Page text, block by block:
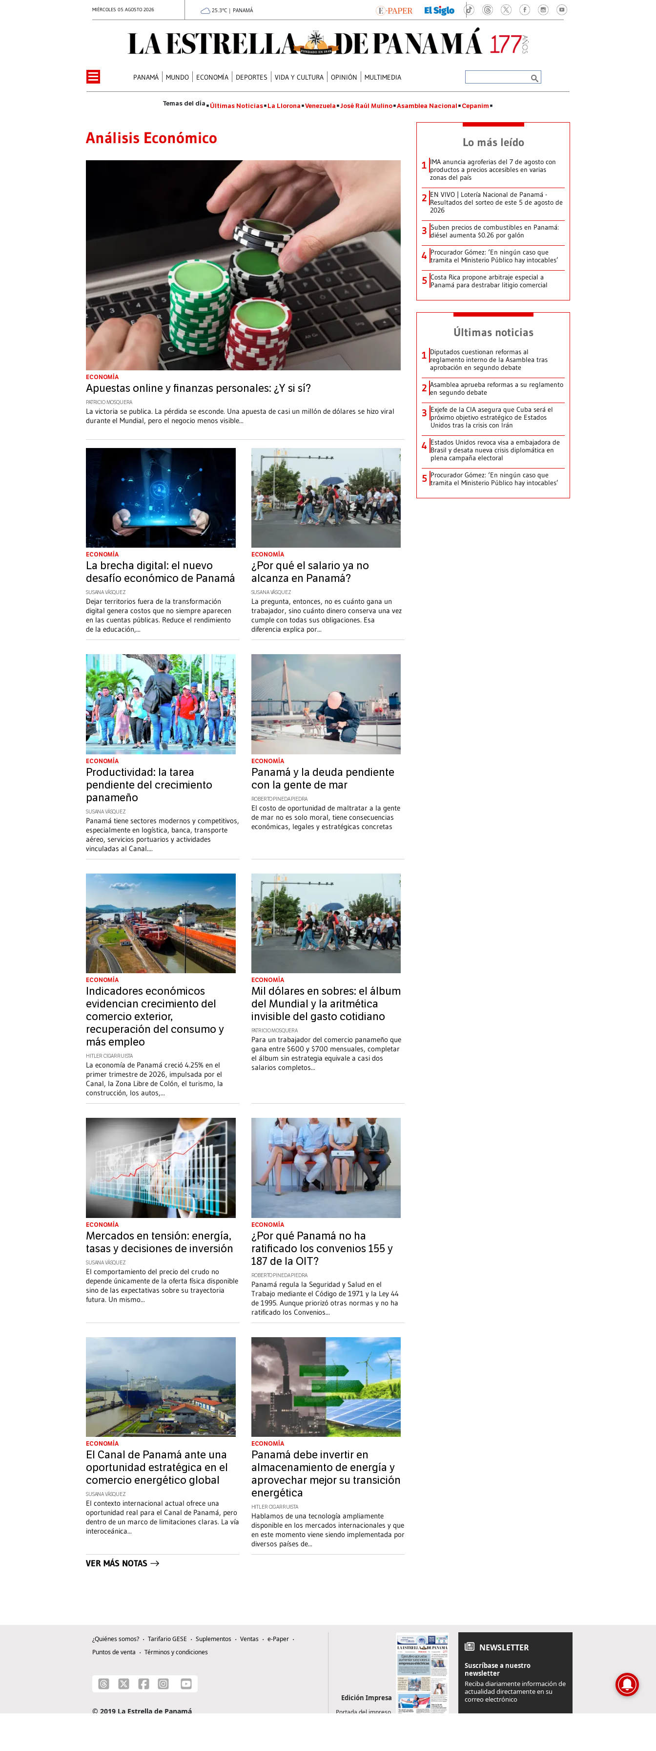
MIÉRCOLES 05 AGOSTO 2026 25.3°C | PANAMÁ
PANAMÁ MUNDO ECONOMÍA DEPORTES VIDA Y CULTURA OPINIÓN MULTIMEDIA
Últimas Noticias La Llorona Venezuela José Raúl Mulino Asamblea Nacional Cepanim
Análisis Económico
ECONOMÍA
Apuestas online y finanzas personales: ¿Y si sí?
PATRICIO MOSQUERA
La victoria se publica. La pérdida se esconde. Una apuesta de casi un millón de dólares se hizo viral
durante el Mundial, pero el negocio menos visible...
ECONOMÍA
La brecha digital: el nuevo
desafío económico de Panamá
SUSANA VÁSQUEZ
Dejar territorios fuera de la transformación
digital genera costos que no siempre aparecen
en las cuentas públicas. Reduce el rendimiento
de la educación,...
ECONOMÍA
¿Por qué el salario ya no
alcanza en Panamá?
SUSANA VÁSQUEZ
La pregunta, entonces, no es cuánto gana un
trabajador, sino cuánto dinero conserva una vez
cumple con todas sus obligaciones. Esa
diferencia explica por...
ECONOMÍA
Productividad: la tarea
pendiente del crecimiento
panameño
SUSANA VÁSQUEZ
Panamá tiene sectores modernos y competitivos,
especialmente en logística, banca, transporte
aéreo, servicios portuarios y actividades
vinculadas al Canal....
ECONOMÍA
Panamá y la deuda pendiente
con la gente de mar
ROBERTO PINEDA PIEDRA
El costo de oportunidad de maltratar a la gente
de mar no es solo moral, tiene consecuencias
económicas, legales y estratégicas concretas
ECONOMÍA
Indicadores económicos
evidencian crecimiento del
comercio exterior,
recuperación del consumo y
más empleo
HITLER CIGARRUISTA
La economía de Panamá creció 4.25% en el
primer trimestre de 2026, impulsada por el
Canal, la Zona Libre de Colón, el turismo, la
construcción, los autos,...
ECONOMÍA
Mil dólares en sobres: el álbum
del Mundial y la aritmética
invisible del gasto cotidiano
PATRICIO MOSQUERA
Para un trabajador del comercio panameño que
gana entre $600 y $700 mensuales, completar
el álbum sin estrategia equivale a casi dos
salarios completos...
ECONOMÍA
Mercados en tensión: energía,
tasas y decisiones de inversión
SUSANA VÁSQUEZ
El comportamiento del precio del crudo no
depende únicamente de la oferta física disponible
sino de las expectativas sobre su trayectoria
futura. Un mismo...
ECONOMÍA
¿Por qué Panamá no ha
ratificado los convenios 155 y
187 de la OIT?
ROBERTO PINEDA PIEDRA
Panamá regula la Seguridad y Salud en el
Trabajo mediante el Código de 1971 y la Ley 44
de 1995. Aunque priorizó otras normas y no ha
ratificado los Convenios...
ECONOMÍA
El Canal de Panamá ante una
oportunidad estratégica en el
comercio energético global
SUSANA VÁSQUEZ
El contexto internacional actual ofrece una
oportunidad real para el Canal de Panamá, pero
dentro de un marco de limitaciones claras. La vía
interoceánica...
ECONOMÍA
Panamá debe invertir en
almacenamiento de energía y
aprovechar mejor su transición
energética
HITLER CIGARRUISTA
Hablamos de una tecnología ampliamente
disponible en los mercados internacionales y que
en este momento viene siendo implementada por
diversos países de...
VER MÁS NOTAS
Lo más leído
1 IMA anuncia agroferias del 7 de agosto con
productos a precios accesibles en varias
zonas del país
2 EN VIVO | Lotería Nacional de Panamá -
Resultados del sorteo de este 5 de agosto de
2026
3 Suben precios de combustibles en Panamá:
diésel aumenta $0.26 por galón
4 Procurador Gómez: ‘En ningún caso que
tramita el Ministerio Público hay intocables’
5 Costa Rica propone arbitraje especial a
Panamá para destrabar litigio comercial
Últimas noticias
1 Diputados cuestionan reformas al
reglamento interno de la Asamblea tras
aprobación en segundo debate
2 Asamblea aprueba reformas a su reglamento
en segundo debate
3 Exjefe de la CIA asegura que Cuba será el
próximo objetivo estratégico de Estados
Unidos tras la crisis con Irán
4 Estados Unidos revoca visa a embajadora de
Brasil y desata nueva crisis diplomática en
plena campaña electoral
5 Procurador Gómez: ‘En ningún caso que
tramita el Ministerio Público hay intocables’
¿Quiénes somos? Tarifario GESE Suplementos Ventas
e-Paper
Puntos de venta
Términos y condiciones
© 2019 La Estrella de Panamá
Edición Impresa
Portada del impreso
NEWSLETTER
Suscríbase a nuestro
newsletter
Reciba diariamente información de
actualidad directamente en su
correo electrónico